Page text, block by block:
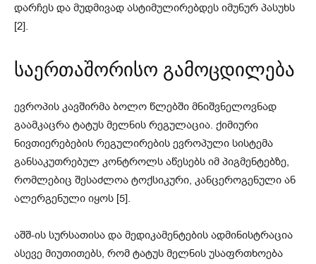
დარჩეს და მუდმივად ასტიმულირებდეს იმუნურ პასუხს
[2].
საერთაშორისო გამოცდილება
ევროპის კავშირმა ბოლო წლებში მნიშვნელოვნად
გაამკაცრა ტატუს მელნის რეგულაცია. ქიმიური
ნივთიერებების რეგულირების ევროპული სისტემა
განსაკუთრებულ კონტროლს აწესებს იმ პიგმენტებზე,
რომლებიც შესაძლოა ტოქსიკური, კანცეროგენული ან
ალერგენული იყოს [5].
აშშ-ის სურსათისა და მედიკამენტების ადმინისტრაცია
ასევე მიუთითებს, რომ ტატუს მელნის უსაფრთხოება